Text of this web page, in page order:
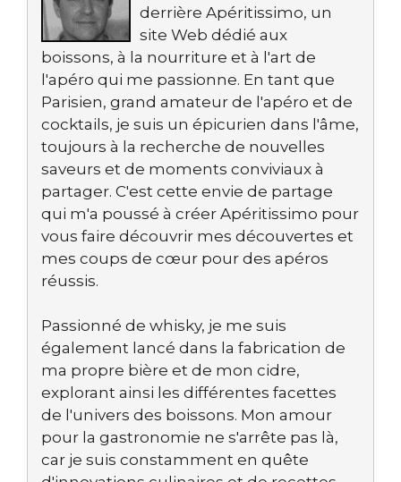
derrière Apéritissimo, un
site Web dédié aux
boissons, à la nourriture et à l'art de
l'apéro qui me passionne. En tant que
Parisien, grand amateur de l'apéro et de
cocktails, je suis un épicurien dans l'âme,
toujours à la recherche de nouvelles
saveurs et de moments conviviaux à
partager. C'est cette envie de partage
qui m'a poussé à créer Apéritissimo pour
vous faire découvrir mes découvertes et
mes coups de cœur pour des apéros
réussis.
Passionné de whisky, je me suis
également lancé dans la fabrication de
ma propre bière et de mon cidre,
explorant ainsi les différentes facettes
de l'univers des boissons. Mon amour
pour la gastronomie ne s'arrête pas là,
car je suis constamment en quête